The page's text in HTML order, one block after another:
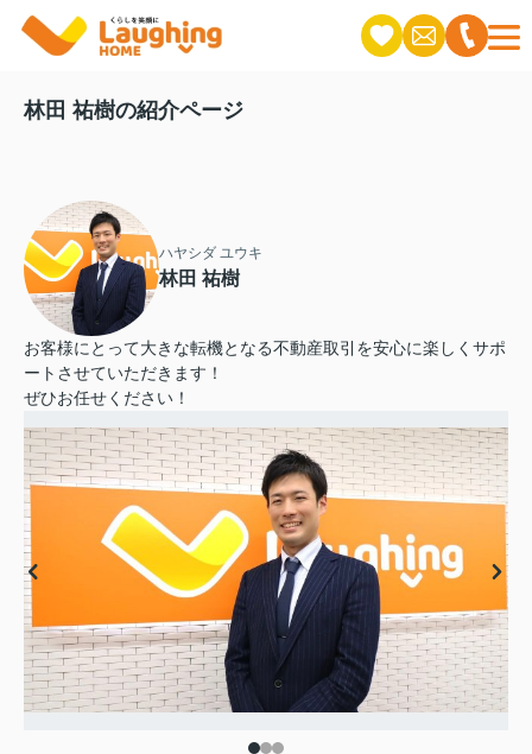
林田 祐樹の紹介ページ
ハヤシダ ユウキ
林田 祐樹
お客様にとって大きな転機となる不動産取引を安心に楽しくサポ
ートさせていただきます！
ぜひお任せください！